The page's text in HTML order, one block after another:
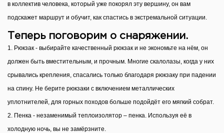
в коллектив человека, который уже покорял эту вершину, он вам
подскажет маршрут и обучит, как спастись в экстремальной ситуации.
Теперь поговорим о снаряжении.
1. Рюкзак - выбирайте качественный рюкзак и не экономьте на нём, он
должен быть вместительным, и прочным. Многие скалолазы, когда у них
срывались крепления, спасались только благодаря рюкзаку при падении
на спину. Не берите рюкзаки с включением металлических
уплотнителей, для горных походов больше подойдёт его мягкий собрат.
2. Пенка - незаменимый теплоизолятор – пенка. Используя её в
холодную ночь, вы не замёрзните.